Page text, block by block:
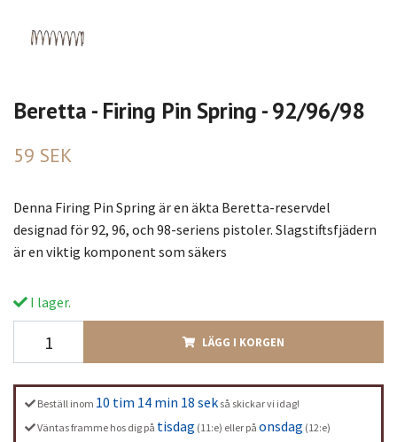
Beretta - Firing Pin Spring - 92/96/98
59 SEK
Denna Firing Pin Spring är en äkta Beretta-reservdel
designad för 92, 96, och 98-seriens pistoler. Slagstiftsfjädern
är en viktig komponent som säkers
I lager.
LÄGG I KORGEN
Beställ inom 10 tim 14 min 18 sek så skickar vi idag!
Väntas framme hos dig på tisdag (11:e) eller på onsdag (12:e)